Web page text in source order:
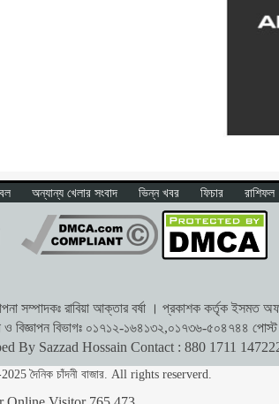
অন্যান্য খেলার সংবাদ ভিন্ন খবর ফিচার রাশিফল
সম্পাদকঃ রাবিয়া আক্তার বর্ষা । প্রকাশক কর্তৃক ইসমত
ও বিজ্ঞাপন বিভাগঃ ০১৭১২-১৬৪১৩২,০১৭৩৬-৫০৪৭৪৪
By Sazzad Hossain Contact : 880 1711
দৈনিক চাঁদনী বাজার. All rights reserverd.